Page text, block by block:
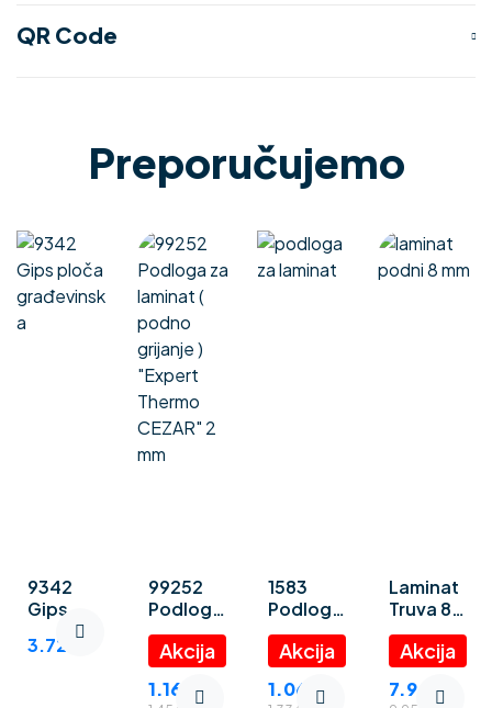
QR Code
Preporučujemo
9342
Gips
ploča
građevin
3.72 €
99252
Podloga
za
laminat (
podno
grijanje )
1.16 €
1583
Podloga
za
laminat
“Polystyr
ene
1.06 €
Laminat
Truva 8
mm
7.96 €